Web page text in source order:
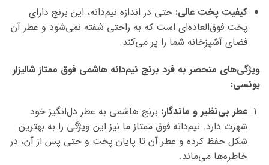
کیفیت پخت عالی: حتی در اندازه نیم‌دانه، این برنج دارای
پخت فوق‌العاده‌ای است که به راحتی شفته نمی‌شود و عطر آن
فضای آشپزخانه شما را پر می‌کند.
ویژگی‌های منحصر به فرد برنج نیم‌دانه هاشمی فوق ممتاز شالیزار
یونسی:
عطر بی‌نظیر و ماندگار: برنج هاشمی به عطر دل‌انگیز خود
شهرت دارد. نیم‌دانه فوق ممتاز ما نیز این ویژگی را به بهترین
شکل حفظ کرده و عطر آن تا پایان پخت و حتی پس از آن، در
خاطره‌ها می‌ماند.